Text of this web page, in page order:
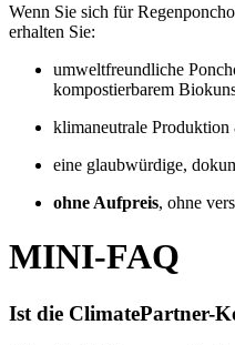
Wenn Sie sich für
erhalten Sie:
umweltfreundliche
kompostierbarem
klimaneutrale
eine glaubwürdige,
ohne Aufpreis, ohne
MINI-FAQ
Ist die ClimatePartner-